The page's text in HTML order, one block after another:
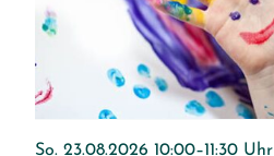
So. 23.08.2026 10:00–11:30 Uhr